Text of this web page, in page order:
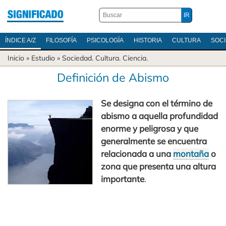
ÍNDICE A/Z FILOSOFÍA PSICOLOGÍA HISTORIA CULTURA
Inicio » Estudio » Sociedad. Cultura. Ciencia.
Definición de Abismo
Se designa con el término de
abismo a aquella profundidad
enorme y peligrosa y que
generalmente se encuentra
relacionada a una montañao
zona que presenta una altura
importante.